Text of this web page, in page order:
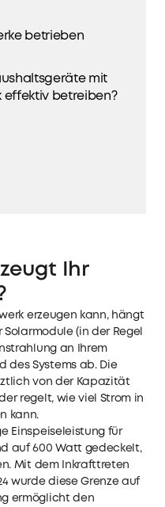
betrieben
mit
effektiv betreiben?
Ihr
erzeugen kann, hängt
(in der Regel
an Ihrem
des Systems ab. Die
von der Kapazität
regelt, wie viel Strom in
kann.
Einspeiseleistung für
auf 600 Watt gedeckelt,
Mit dem Inkrafttreten
wurde diese Grenze auf
ermöglicht den